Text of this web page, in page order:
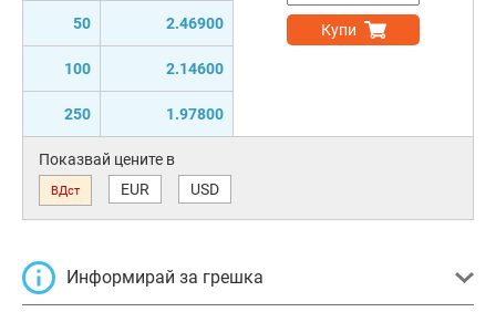
50 2.46900
100 2.14600
250 1.97800
Купи
Показвай цените в
ВДст EUR USD
Информирай за грешка